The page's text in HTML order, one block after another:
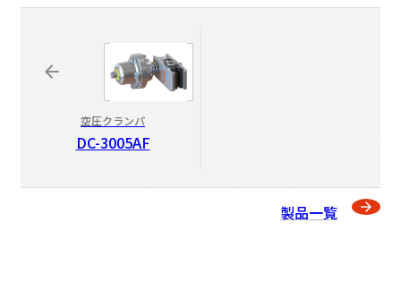
空圧クランパ
DC-3005AF
製品一覧